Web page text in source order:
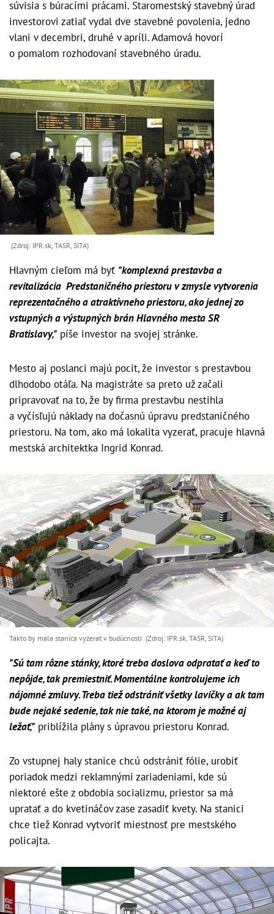
súvisia s búracími prácami. Staromestský stavebný úrad
investorovi zatiaľ vydal dve stavebné povolenia, jedno
vlani v decembri, druhé v apríli. Adamová hovorí
o pomalom rozhodovaní stavebného úradu.
(Zdroj: IPR.sk, TASR, SITA)
Hlavným cieľom má byť "komplexná prestavba a
revitalizácia Predstaničného priestoru v zmysle vytvorenia
reprezentačného a atraktívneho priestoru, ako jednej zo
vstupných a výstupných brán Hlavného mesta SR
Bratislavy," píše investor na svojej stránke.
Mesto aj poslanci majú pocit, že investor s prestavbou
dlhodobo otáľa. Na magistráte sa preto už začali
pripravovať na to, že by firma prestavbu nestihla
a vyčísľujú náklady na dočasnú úpravu predstaničného
priestoru. Na tom, ako má lokalita vyzerať, pracuje hlavná
mestská architektka Ingrid Konrad.
Takto by mala stanica vyzerať v budúcnosti (Zdroj: IPR.sk, TASR, SITA)
"Sú tam rôzne stánky, ktoré treba doslova odpratať a keď to
nepôjde, tak premiestniť. Momentálne kontrolujeme ich
nájomné zmluvy. Treba tiež odstrániť všetky lavičky a ak tam
bude nejaké sedenie, tak nie také, na ktorom je možné aj
ležať," priblížila plány s úpravou priestoru Konrad.
Zo vstupnej haly stanice chcú odstrániť fólie, urobiť
poriadok medzi reklamnými zariadeniami, kde sú
niektoré ešte z obdobia socializmu, priestor sa má
upratať a do kvetináčov zase zasadiť kvety. Na stanici
chce tiež Konrad vytvoriť miestnosť pre mestského
policajta.